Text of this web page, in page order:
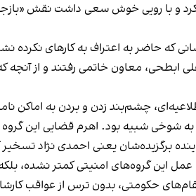
و با رویی خوش سعی داشت نقش
که حاضر به اعتراف به کارهای
معاون خاتمی رفتند و از آنچه
چشم‌بند زدن و بردن به اماکن
شوخی شبیه بود. اهرم قضایی این
برگزیده‌شان یعنی احمدی نژاد
این گروه‌های امنیتی کمتر نشده،
حکومتی، بدون ترس از عواقب